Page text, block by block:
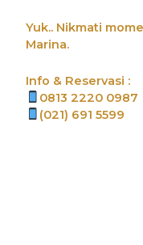
Yuk.. Nikmati
Marina.
Info & Reservasi :
0813 2220 0987
(021) 691 5599